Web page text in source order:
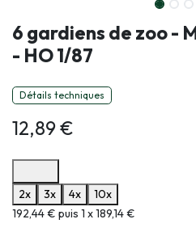
6 gardiens de zoo -
- HO 1/87
Détails techniques
12,89€
2x
3x 4x
10x
Informations sur le plan de
192,44 € puis 1 x 189,14 €